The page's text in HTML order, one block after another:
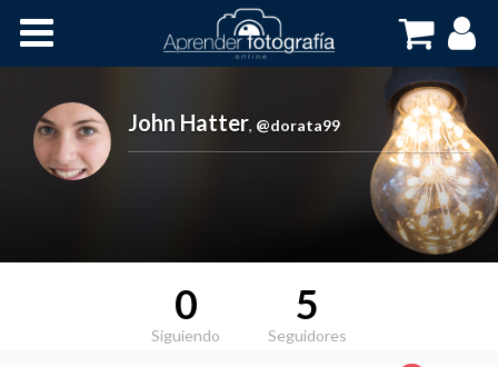
Cursos OnLine
John Hatter, @dorata99
0
Siguiendo
5
Seguidores